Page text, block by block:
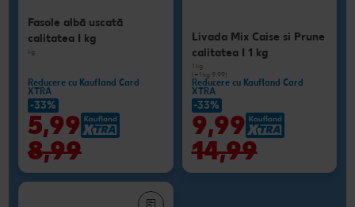
Fasole albă uscată
calitatea I kg
kg
Reducere cu Kaufland Card
XTRA
-33%
5,99
8,99
Livada Mix Caise si Prune
calitatea I 1 kg
1 kg
(=1 kg 9.99)
Reducere cu Kaufland Card
XTRA
-33%
9,99
14,99